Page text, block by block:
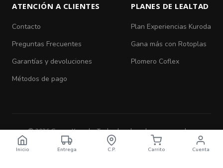
ATENCIÓN A CLIENTES
Contacto
Preguntas Frecuentes
Garantías y devoluciones
Métodos de pago
PLANES DE LEALTAD
Plan Experiencias Kuroda
Gana más con Rotoplas
Plomero Coflex
© 2026 Grupo Kuroda. Todos los derechos reservados.
Aviso de Privacidad
Términos y Condiciones
Inicio Entrega C.P. Carrito Cuenta